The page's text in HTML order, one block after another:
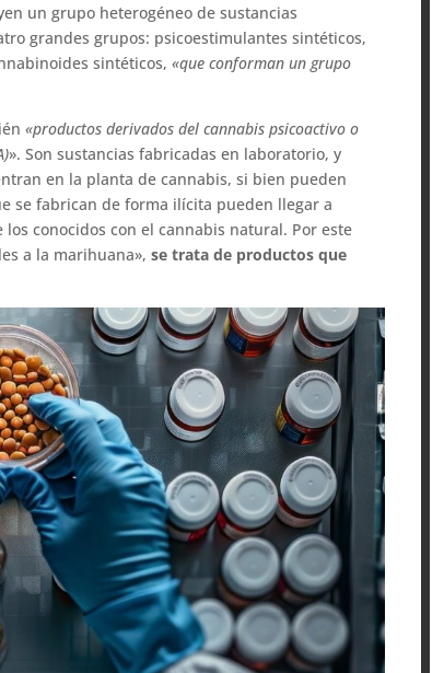
un grupo heterogéneo de sustancias
grandes grupos: psicoestimulantes sintéticos,
sintéticos,«que conforman un grupo
«productos derivados del cannabis psicoactivo o
». Son sustancias fabricadas en laboratorio, y
en la planta de cannabis, si bien pueden
se fabrican de forma ilícita pueden llegar a
conocidos con el cannabis natural. Por este
a la marihuana»,se trata de productos que